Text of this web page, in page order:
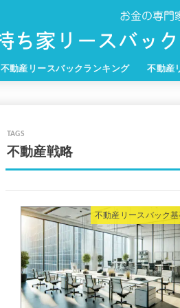
不動産リースバックランキング 不動産
不動産戦略
不動産リースバック基